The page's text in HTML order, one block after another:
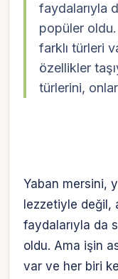
faydalarıyla
popüler
farklı türleri
özellikler
türlerini,
Yaban mersini,
lezzetiyle değil,
faydalarıyla da
oldu. Ama işin
var ve her biri